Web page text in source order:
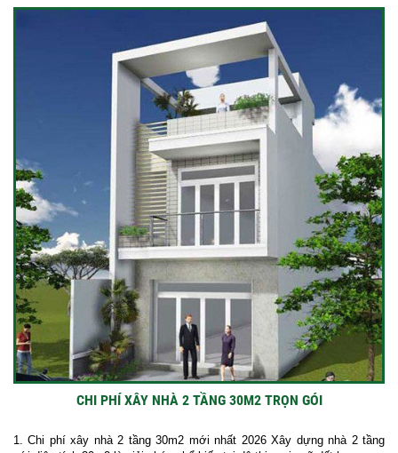
CHI PHÍ XÂY NHÀ 2 TẦNG 30M2 TRỌN GÓI
1. Chi phí xây nhà 2 tầng 30m2 mới nhất 2026 Xây dựng nhà 2 tầng